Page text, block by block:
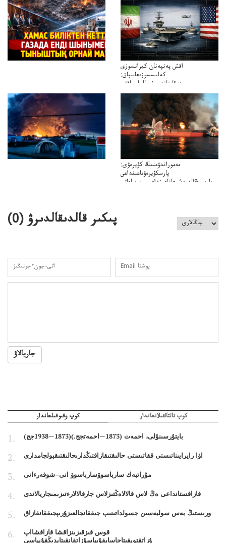
اقش پەنپەنان كيرانسوزى
كەلىسسوزىعاسپاق:
دوقايتازدەسۋىجالعاسپاقتى
باسەڭدەتدوحا؟
كەزدەسۋىشيەلەنىستىباسەڭدەتەمە؟
مەموراندۋمنىڭ كۇيرەۋى:
پارسكۇيرەۋىاعىنداعى
پارسى&الەمدشىعاناعىنداعىسىن ساعاتى
پىكىر قالدىقالدىرۋ (0
)
جاريالاۋ
كوپ وقىوقىلعاندار كوپ تالتالقىلانعاندار
بايتۇرسىنۇلى، احمەت (1873—احمەتجج.)(1873—1938جج)
اۋا رايرايىناتىستى ققاتىستى حالىقتىقازاقتىڭدارىحالىقتىقبولجامدارى
مۇراتبەك سارباسوۆسارباسوۆ انى–شوفەرءانى
قازاقستانداعى ەڭ لاس قالالاەڭتىزلاس جارقالالارءتىزىمىجاريالاندى
ورىستىڭ بەس سولبەسىن جسولداتىنىپ جىققانجالعىزۇرىپجىققانقازاق
قوس قىزقىزىنزاقشا قازاقشااپ
ۇزاتقتويقىتاجاساپقۇپياسۇزاتقانقىتايدىڭقۇپياسى